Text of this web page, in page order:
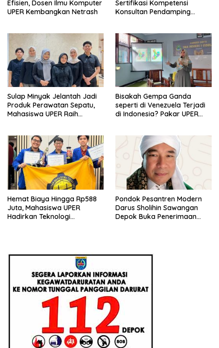
Efisien, Dosen Ilmu Komputer
UPER Kembangkan Netrash
Sertifikasi Kompetensi
Konsultan Pendamping
Sulap Minyak Jelantah Jadi
Produk Perawatan Sepatu,
Mahasiswa UPER Raih
Bisakah Gempa Ganda
seperti di Venezuela Terjadi
di Indonesia? Pakar UPER
Hemat Biaya Hingga Rp588
Juta, Mahasiswa UPER
Hadirkan Teknologi
Pondok Pesantren Modern
Darus Sholihin Sawangan
Depok Buka Penerimaan